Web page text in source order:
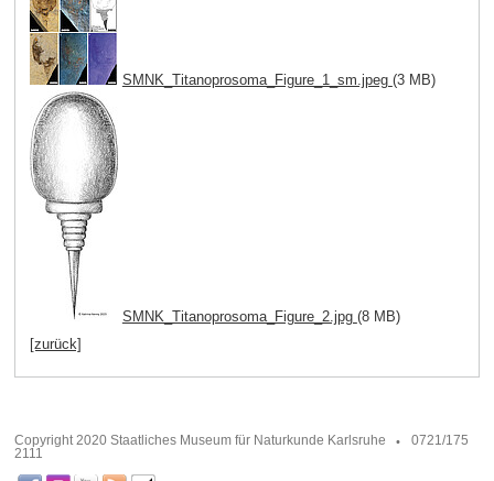
SMNK_Titanoprosoma_Figure_1_sm.jpeg (3 MB)
SMNK_Titanoprosoma_Figure_2.jpg (8 MB)
[zurück]
Copyright 2020 Staatliches Museum für Naturkunde Karlsruhe
0721/175
2111